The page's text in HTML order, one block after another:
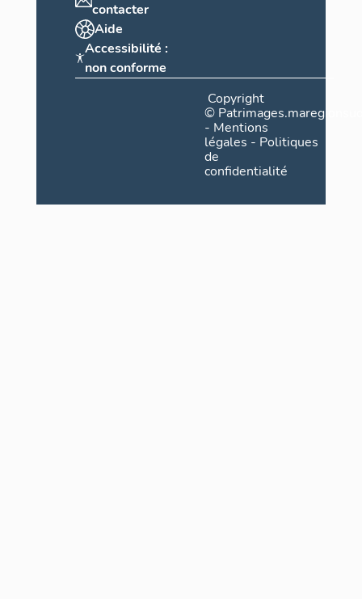
contacter
Aide
Accessibilité :
non conforme
Copyright
©
- Mentions
légales - Politiques
de
confidentialité